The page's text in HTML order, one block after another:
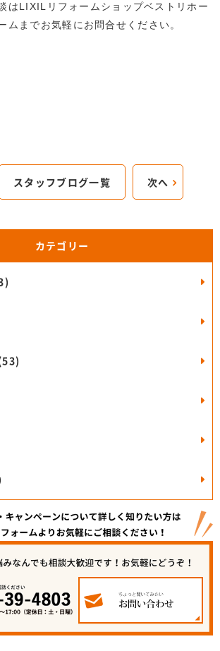
はLIXILリフォームショップベストリホー
ムまでお気軽にお問合せください。
スタッフブログ一覧 次へ
カテゴリー